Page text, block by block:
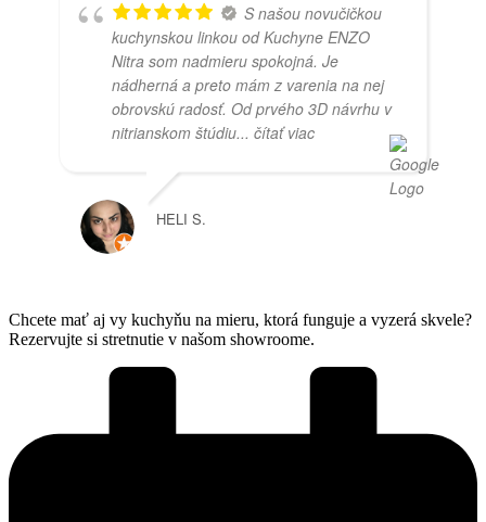
S našou novučičkou
kuchynskou linkou od Kuchyne ENZO
Nitra som nadmieru spokojná. Je
nádherná a preto mám z varenia na nej
obrovskú radosť. Od prvého 3D návrhu v
nitrianskom štúdiu... čítať viac
HELI S.
Chcete mať aj vy kuchyňu na mieru, ktorá funguje a vyzerá skvele?
Rezervujte si stretnutie v našom showroome.